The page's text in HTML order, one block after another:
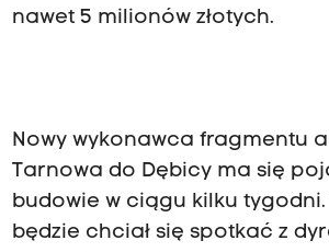
nawet 5 milionów złotych.
Nowy wykonawca fragmentu
Tarnowa do Dębicy ma się
budowie w ciągu kilku tygodni.
będzie chciał się spotkać z